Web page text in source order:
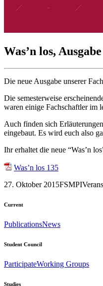
Was’n los,
Die neue Ausgabe unserer
Die semesterweise
waren einige Fachschaftler im
Auch finden sich
eingebaut. Es wird euch also
Ihr erhaltet die neue “Was’n
Was’n los 135
27. Oktober 2015FSMPI
Current
PublicationsNews
Student Council
ParticipateWorking Groups
Studies